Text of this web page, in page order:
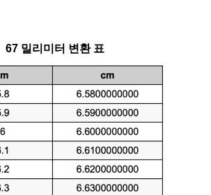
67 밀리미터 변환 표